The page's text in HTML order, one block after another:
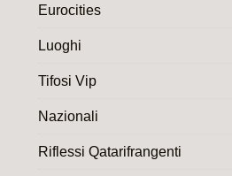
Eurocities
Luoghi
Tifosi Vip
Nazionali
Riflessi Qatarifrangenti